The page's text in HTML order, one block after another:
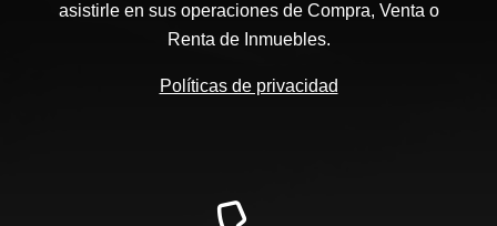
asistirle en sus operaciones de Compra, Venta o
Renta de Inmuebles.
Políticas de privacidad